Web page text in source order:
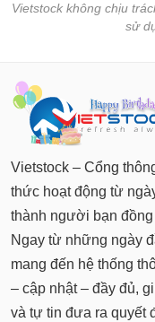
Vietstock không chịu
sử
Vietstock – Cổng
thức hoạt động từ
thành người bạn
Ngay từ những ngày
mang đến hệ thống
– cập nhật – đầy đủ,
và tự tin đưa ra quyết